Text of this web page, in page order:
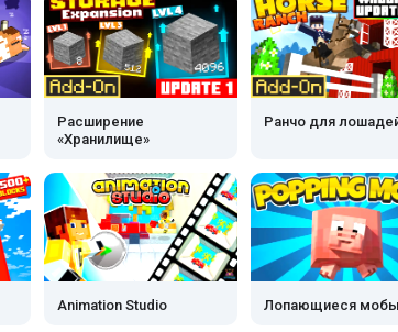
Расширение
«Хранилище»
Ранчо для
Animation Studio Лопающиеся